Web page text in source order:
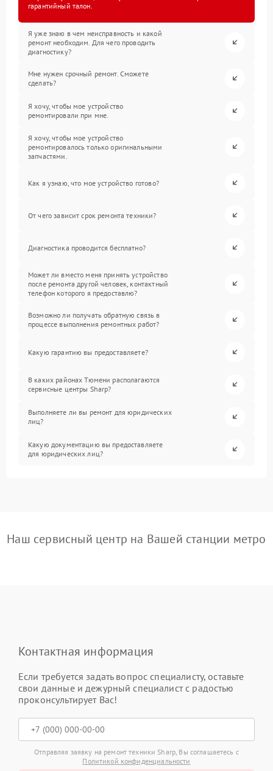
гарантийный талон.
Я уже знаю в чем неисправность и какой
ремонт необходим. Для чего проводить
диагностику?
Мне нужен срочный ремонт. Сможете
сделать?
Я хочу, чтобы мое устройство
ремонтировали при мне.
Я хочу, чтобы мое устройство
ремонтировалось только оригинальными
запчастями.
Как я узнаю, что мое устройство готово?
От чего зависит срок ремонта техники?
Диагностика проводится бесплатно?
Может ли вместо меня принять устройство
после ремонта другой человек, контактный
телефон которого я предоставлю?
Возможно ли получать обратную связь в
процессе выполнения ремонтных работ?
Какую гарантию вы предоставляете?
В каких районах Тюмени располагаются
сервисные центры Sharp?
Выполняете ли вы ремонт для юридических
лиц?
Какую документацию вы предоставляете
для юридических лиц?
Наш сервисный центр на Вашей станции метро
Контактная информация
Если требуется задать вопрос специалисту, оставьте
свои данные и дежурный специалист с радостью
проконсультирует Вас!
Отправляя заявку на ремонт техники Sharp, Вы соглашаетесь с
Политикой конфиденциальности